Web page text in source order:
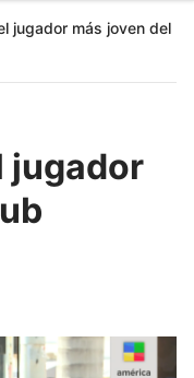
jugador más joven del
jugador